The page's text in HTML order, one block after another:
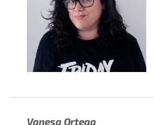
Vanesa Ortega